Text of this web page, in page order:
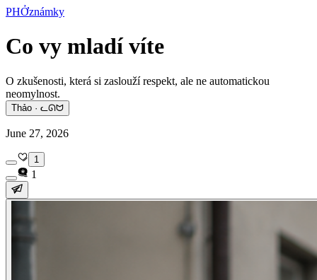
PHỞznámky
Co vy mladí víte
O zkušenosti, která si zaslouží respekt, ale ne automatickou
neomylnost.
Thảo · ᓚᘏᗢ
June 27, 2026
1
1